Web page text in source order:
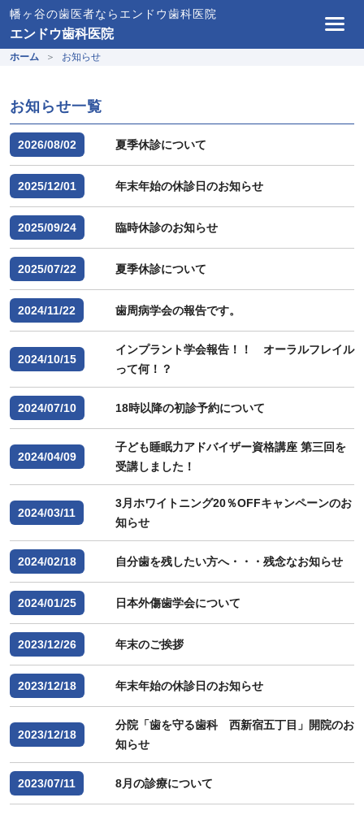
幡ヶ谷の歯医者ならエンドウ歯科医院
エンドウ歯科医院
ホーム お知らせ
お知らせ一覧
2026/08/02 夏季休診について
2025/12/01 年末年始の休診日のお知らせ
2025/09/24 臨時休診のお知らせ
2025/07/22 夏季休診について
2024/11/22 歯周病学会の報告です。
2024/10/15
インプラント学会報告！！ オーラルフレイル
って何！？
2024/07/10 18時以降の初診予約について
2024/04/09
子ども睡眠力アドバイザー資格講座 第三回を
受講しました！
2024/03/11
3月ホワイトニング20％OFFキャンペーンのお
知らせ
2024/02/18 自分歯を残したい方へ・・・残念なお知らせ
2024/01/25 日本外傷歯学会について
2023/12/26 年末のご挨拶
2023/12/18 年末年始の休診日のお知らせ
2023/12/18
分院「歯を守る歯科 西新宿五丁目」開院のお
知らせ
2023/07/11 8月の診療について